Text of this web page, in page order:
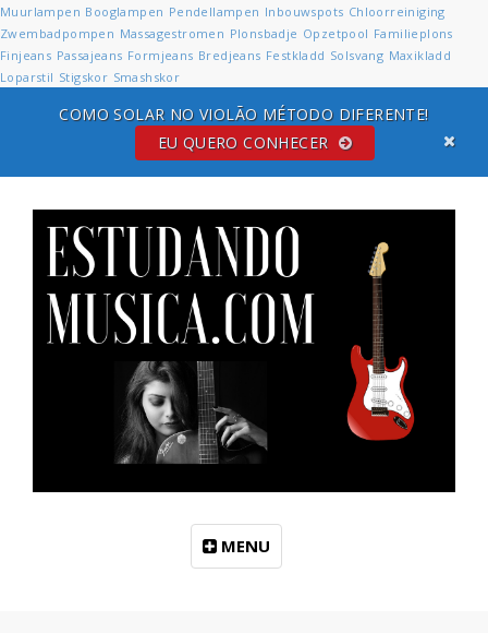
Muurlampen Booglampen Pendellampen Inbouwspots Chloorreiniging
Zwembadpompen Massagestromen Plonsbadje Opzetpool Familieplons
Finjeans Passajeans Formjeans Bredjeans Festkladd Solsvang Maxikladd
Loparstil Stigskor Smashskor
EU QUERO CONHECER
MENU